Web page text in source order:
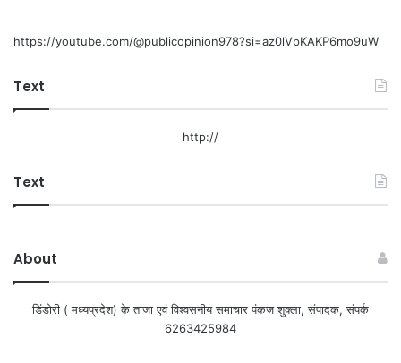
https://youtube.com/@publicopinion978?si=az0lVpKAKP6mo9uW
Text
http://
Text
About
डिंडोरी ( मध्यप्रदेश) के ताजा एवं विश्वसनीय समाचार पंकज शुक्ला, संपादक, संपर्क
6263425984